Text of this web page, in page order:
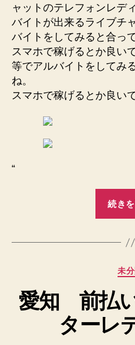
ャットのテレフォンレデ
バイトが出来るライブチ
バイトをしてみると合っ
スマホで稼げるとか良い
等でアルバイトをしてみ
ね。
スマホで稼げるとか良い
“
続き
未
愛知 前払
ターレ